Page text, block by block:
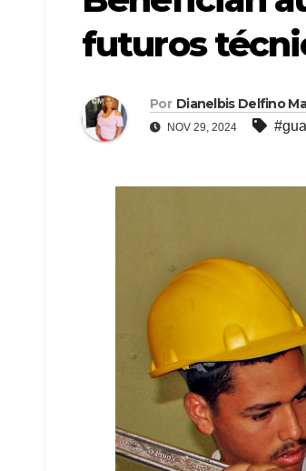
futuros
Por Dianelbis Delfino
NOV 29, 2024